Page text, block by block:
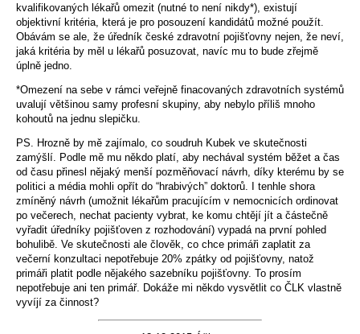
kvalifikovaných lékařů omezit (nutné to není nikdy*), existují
objektivní kritéria, která je pro posouzení kandidátů možné použít.
Obávám se ale, že úředník české zdravotní pojišťovny nejen, že neví,
jaká kritéria by měl u lékařů posuzovat, navíc mu to bude zřejmě
úplně jedno.
*Omezení na sebe v rámci veřejně finacovaných zdravotních systémů
uvalují většinou samy profesní skupiny, aby nebylo příliš mnoho
kohoutů na jednu slepičku.
PS. Hrozně by mě zajímalo, co soudruh Kubek ve skutečnosti
zamýšlí. Podle mě mu někdo platí, aby nechával systém běžet a čas
od času přinesl nějaký menší pozměňovací návrh, díky kterému by se
politici a média mohli opřít do “hrabivých” doktorů. I tenhle shora
zmíněný návrh (umožnit lékařům pracujícím v nemocnicích ordinovat
po večerech, nechat pacienty vybrat, ke komu chtějí jít a částečně
vyřadit úředníky pojišťoven z rozhodování) vypadá na první pohled
bohulibě. Ve skutečnosti ale člověk, co chce primáři zaplatit za
večerní konzultaci nepotřebuje 20% zpátky od pojišťovny, natož
primáři platit podle nějakého sazebníku pojišťovny. To prosím
nepotřebuje ani ten primář. Dokáže mi někdo vysvětlit co ČLK vlastně
vyvíjí za činnost?